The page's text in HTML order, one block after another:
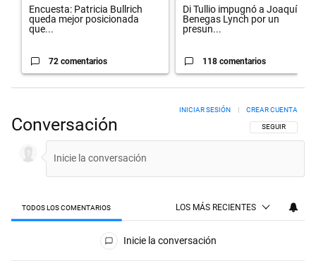
Encuesta: Patricia Bullrich
queda mejor posicionada
que...
72 comentarios
Di Tullio impugnó a Joaquín
Benegas Lynch por un
presun...
118 comentarios
Conversación SIGA ESTA
SEGUIR
INICIAR SESIÓN | CREAR CUENTA
TODOS LOS COMENTARIOS LOS MÁS RECIENTES
Todos los comentarios
Inicie la conversación